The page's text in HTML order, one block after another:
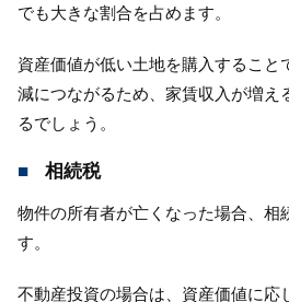
でも大きな割合を占めます。
資産価値が低い土地を購入すること
減につながるため、家賃収入が増え
るでしょう。
相続税
物件の所有者が亡くなった場合、相
す。
不動産投資の場合は、資産価値に応